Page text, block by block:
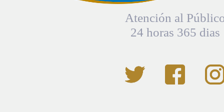
Atención al
24 horas 365 dias